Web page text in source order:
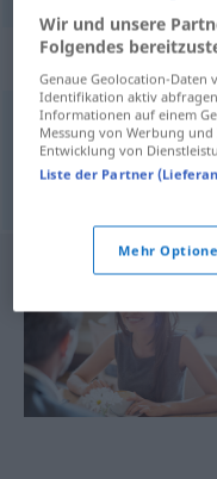
dyr,dyrebar,edel,
Wir und unsere
Folgendes
Genaue Geolocation-Daten
Identifikation aktiv
Informationen auf einem
Messung von Werbung
Entwicklung von
Liste der Partner
Mehr